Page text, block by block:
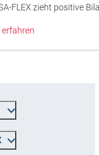
FLEX zieht positive
erfahren